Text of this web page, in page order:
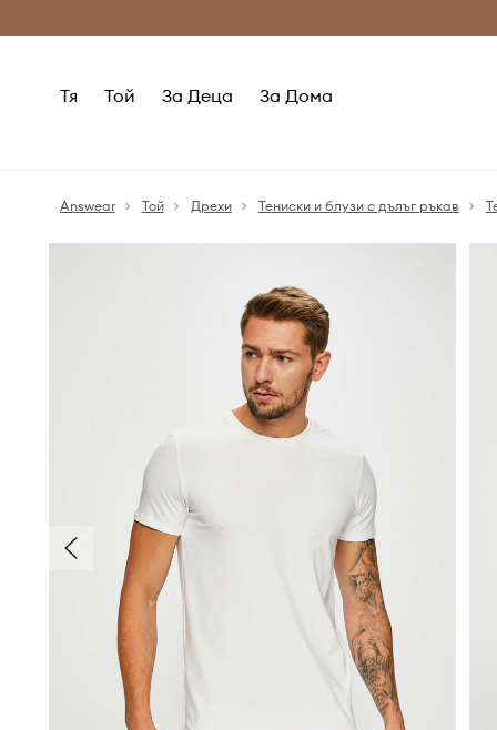
Безплатни
Тя Той За Деца За Дома
Answear Той Дрехи Тениски и блузи с дълъг ръкав